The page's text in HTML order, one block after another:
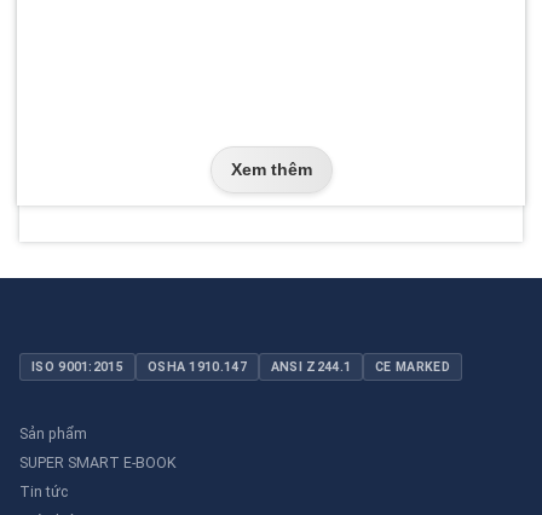
Xem thêm
ISO 9001:2015 OSHA 1910.147 ANSI Z244.1 CE MARKED
Sản phẩm
SUPER SMART E-BOOK
Tin tức